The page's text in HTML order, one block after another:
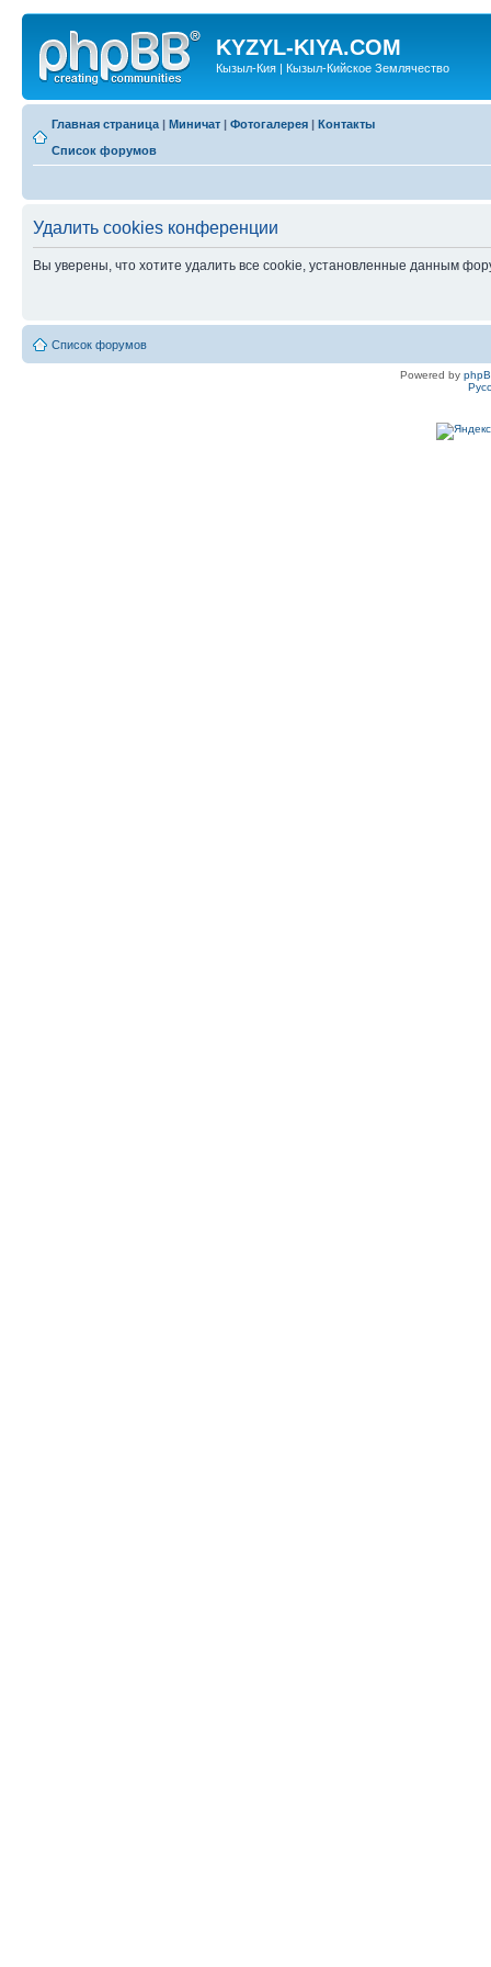
KYZYL-KIYA.COM
Кызыл-Кия | Кызыл-Кийское Землячество
Главная страница | Миничат | Фотогалерея | Контакты
Список форумов
Удалить cookies конференции
Вы уверены, что хотите удалить все cookie, установленные данным
Список форумов
Powered by